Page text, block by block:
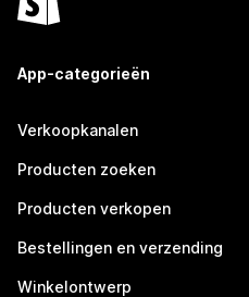
App-categorieën
Verkoopkanalen
Producten zoeken
Producten verkopen
Bestellingen en verzending
Winkelontwerp